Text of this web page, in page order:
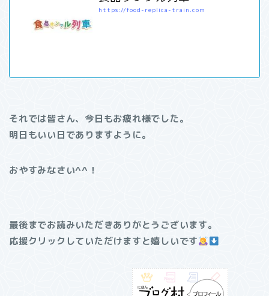
https://food-replica-train.com
それでは皆さん、今日もお疲れ様でした。
明日もいい日でありますように。
おやすみなさい^^！
最後までお読みいただきありがとうございます。
応援クリックしていただけますと嬉しいです